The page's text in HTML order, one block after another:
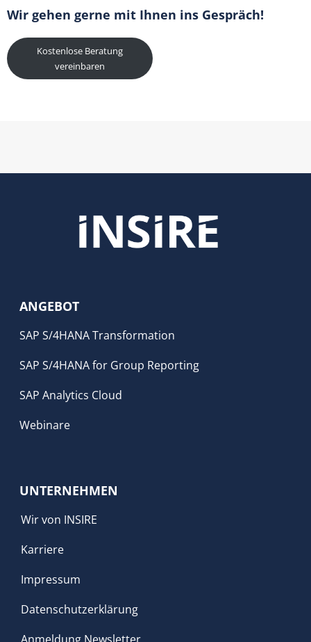
Wir gehen gerne mit Ihnen ins Gespräch!
Kostenlose Beratung
vereinbaren
ANGEBOT
SAP S/4HANA Transformation
SAP S/4HANA for Group Reporting
SAP Analytics Cloud
Webinare
UNTERNEHMEN
Wir von INSIRE
Karriere
Impressum
Datenschutzerklärung